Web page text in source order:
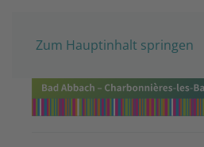
Zum Hauptinhalt springen